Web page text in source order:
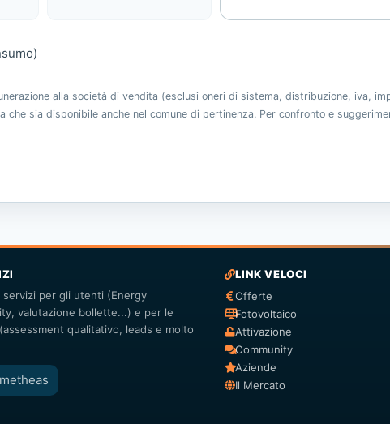
alla società di vendita (esclusi oneri di sistema, distribuzione, iva,
che sia disponibile anche nel comune di pertinenza. Per confronto e
servizi per gli utenti (Energy
valutazione bollette...) e per le
qualitativo, leads e molto
LINK VELOCI
Offerte
Fotovoltaico
Attivazione
Community
Aziende
Il Mercato